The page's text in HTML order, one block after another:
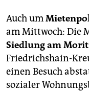
Auch um
am Mittwoch: Die
Siedlung am
Friedrichshain-
einen Besuch
sozialer